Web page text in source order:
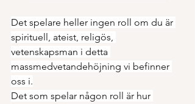
Det spelare heller ingen roll om du är
spirituell, ateist, religös,
vetenskapsman i detta
massmedvetandehöjning vi befinner
oss i.
Det som spelar någon roll är hur